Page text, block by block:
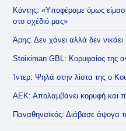
Κόντης: «Υποφέραμε όμως
στο σχέδιό μας»
Άρης: Δεν χάνει αλλά δεν νικάει
Stoiximan GBL: Κορυφαίος της
Ίντερ: Ψηλά στην λίστα της ο
ΑΕΚ: Απολαμβάνει κορυφή και
Παναθηναϊκός: Διάβασε άψογα